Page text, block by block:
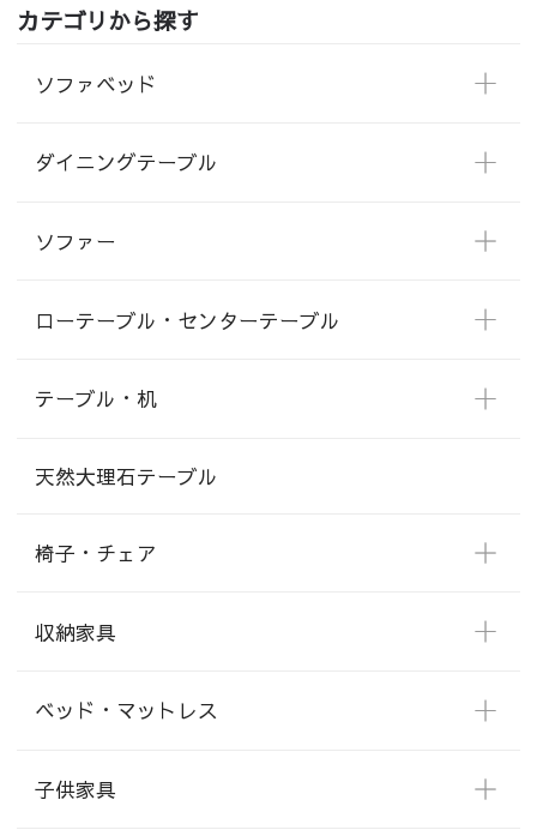
カテゴリから探す
ソファベッド
ダイニングテーブル
ソファー
ローテーブル・センターテーブル
テーブル・机
天然大理石テーブル
椅子・チェア
収納家具
ベッド・マットレス
子供家具